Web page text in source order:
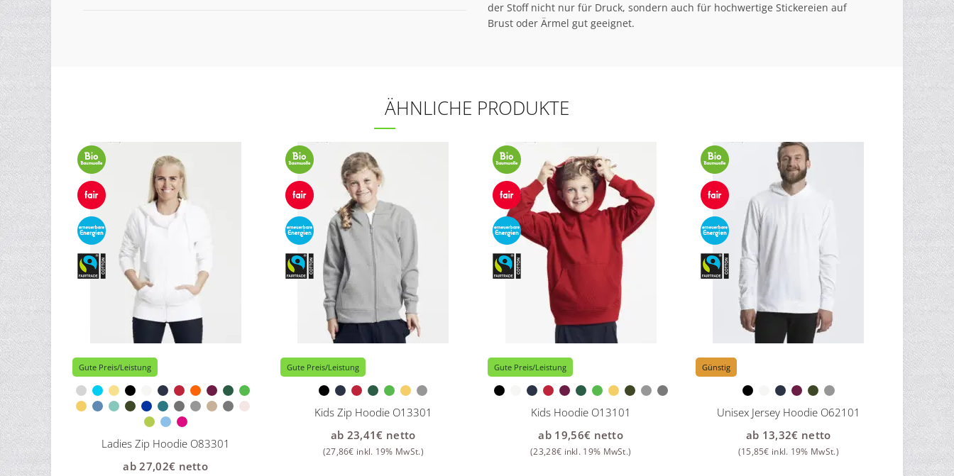
der Stoff nicht nur für Druck, sondern auch für hochwertige Stickereien auf
Brust oder Ärmel gut geeignet.
ÄHNLICHE PRODUKTE
Gute Preis/Leistung
Ladies Zip Hoodie O83301
ab27,02€ netto
Gute Preis/Leistung
Kids Zip Hoodie O13301
ab 23,41€ netto
(27,86€ inkl. 19% MwSt.)
Gute Preis/Leistung
Kids Hoodie O13101
ab 19,56€ netto
(23,28€ inkl. 19% MwSt.)
Günstig
Unisex Jersey Hoodie O62101
ab 13,32€ netto
(15,85€ inkl. 19% MwSt.)